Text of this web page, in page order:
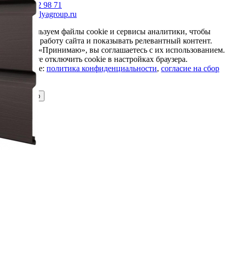
+7 985 002 98 71
info@krovlyagroup.ru
Мы используем файлы cookie и сервисы аналитики, чтобы
улучшить работу сайта и показывать релевантный контент.
Нажимая «Принимаю», вы соглашаетесь с их использованием.
Вы можете отключить cookie в настройках браузера.
Подробнее: политика конфиденциальности, согласие на сбор
cookie
Принимаю